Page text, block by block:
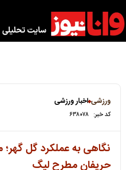
ورزشی اخبار ورزشی
کد خبر: ۶۳۸۰۷۸
نگاهی به عملکرد گل گهر؛
حریفان مطرح لیگ